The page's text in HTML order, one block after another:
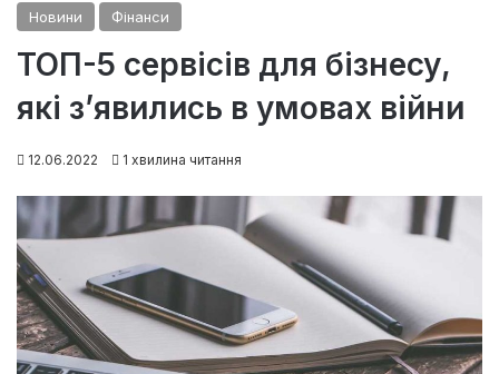
Новини Фінанси
ТОП-5 сервісів для бізнесу,
які з’явились в умовах війни
12.06.2022 1 хвилина читання